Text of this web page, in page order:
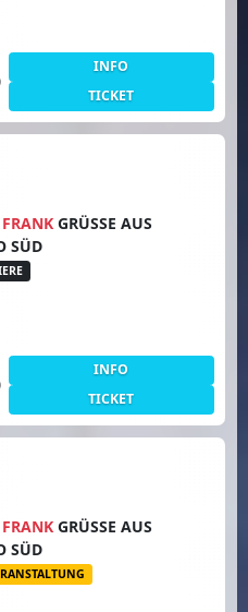
INFO
TICKET
GRÜSSE AUS A
SÜD
INFO
TICKET
GRÜSSE AUS A
SÜD